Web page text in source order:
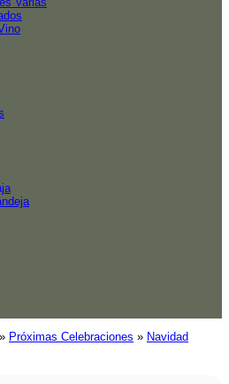
» Próximas Celebraciones » Navidad